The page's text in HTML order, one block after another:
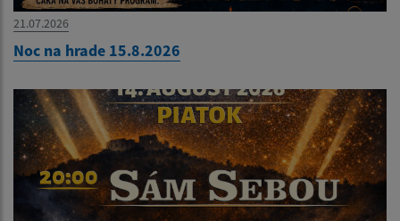
21.07.2026
Noc na hrade 15.8.2026